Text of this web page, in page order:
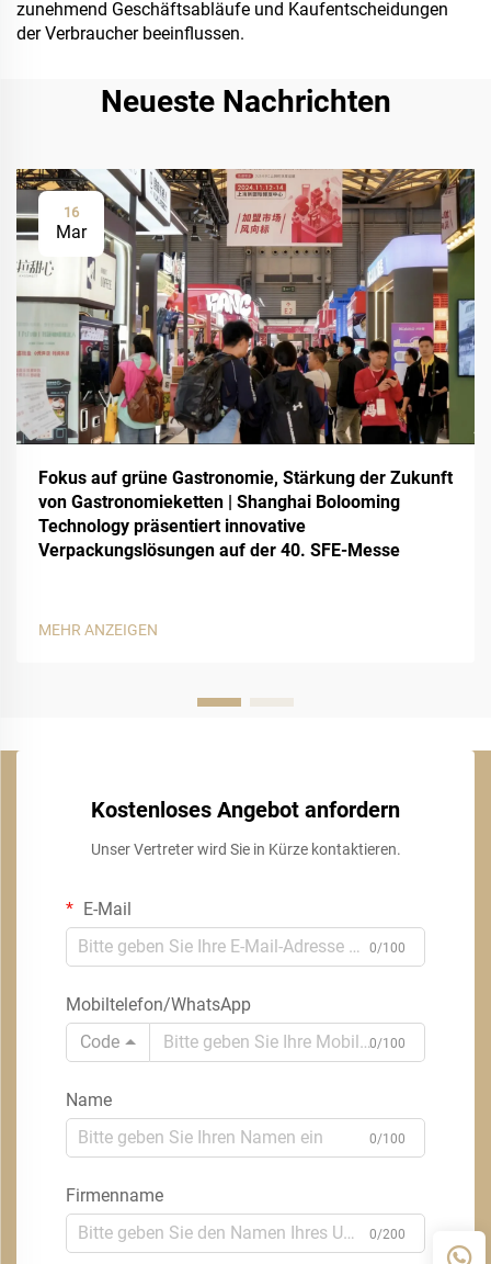
zunehmend Geschäftsabläufe und Kaufentscheidungen
der Verbraucher beeinflussen.
Neueste Nachrichten
16
Mar
Fokus auf grüne Gastronomie, Stärkung der Zukunft
von Gastronomieketten | Shanghai Bolooming
Technology präsentiert innovative
Verpackungslösungen auf der 40. SFE-Messe
MEHR ANZEIGEN
Kostenloses Angebot anfordern
Unser Vertreter wird Sie in Kürze kontaktieren.
E-Mail
0/100
Mobiltelefon/WhatsApp
Code
0/100
Name
0/100
Firmenname
0/200